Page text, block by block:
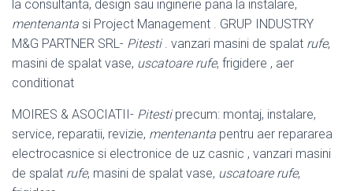
la consultanta, design sau inginerie pana la instalare,
mentenanta si Project Management . GRUP INDUSTRY
M&G PARTNER SRL- Pitesti. vanzari masini de spalat rufe,
masini de spalat vase, uscatoare rufe, frigidere , aer
conditionat
MOIRES & ASOCIATII- Pitestiprecum: montaj, instalare,
service, reparatii, revizie, mentenanta pentru aer repararea
electrocasnice si electronice de uz casnic , vanzari masini
de spalat rufe, masini de spalat vase, uscatoare rufe,